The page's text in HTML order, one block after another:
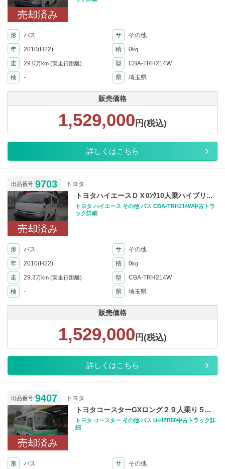
売却済み
形 バス サ
その他
年
2010(H22) 積 0kg
走 29.0万km (実走行距離) 型
CBA-TRH214W
検
- 県 埼玉県
販売価格
1,529,000 円(税込)
詳しくはこちら
出品番号 9703 トヨタ
売却済み
トヨタハイエースＤＸﾛﾝｸ10人乗ハイブリ...
トヨタ ハイエース その他 バス CBA-TRH214W中古トラ
ック詳細
形 バス サ
その他
年
2010(H22) 積 0kg
走 29.3万km (実走行距離) 型
CBA-TRH214W
検
- 県 埼玉県
販売価格
1,529,000 円(税込)
詳しくはこちら
出品番号 9407 トヨタ
売却済み
トヨタコースターGXロング２９人乗り５...
トヨタ コースター その他 バス U-HZB50中古トラック詳
細
形 バス サ
その他